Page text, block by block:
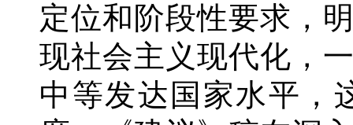
定位和阶段性要求，
现社会主义现代化，
中等发达国家水平，